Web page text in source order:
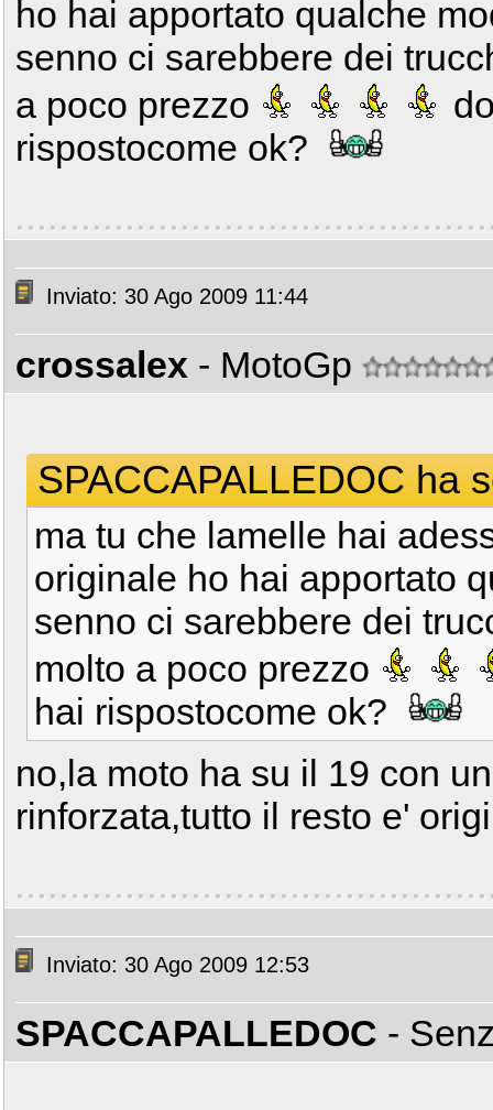
ho hai apportato qualche
senno ci sarebbere dei
a poco prezzo
rispostocome ok?
Inviato: 30 Ago 2009 11:44
crossalex - MotoGp
SPACCAPALLEDOC ha
ma tu che lamelle hai
originale ho hai apportato
senno ci sarebbere dei
molto a poco prezzo
hai rispostocome ok?
no,la moto ha su il 19 con
rinforzata,tutto il resto e'
Inviato: 30 Ago 2009 12:53
SPACCAPALLEDOC -